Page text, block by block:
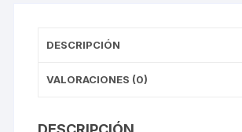
DESCRIPCIÓN
VALORACIONES (0)